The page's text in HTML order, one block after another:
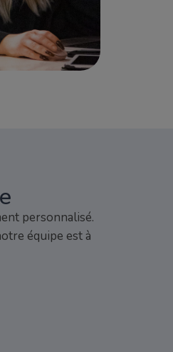
personnalisé.
équipe est à